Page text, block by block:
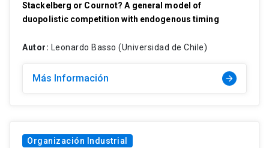
Stackelberg or Cournot? A general model of
duopolistic competition with endogenous timing
Autor: Leonardo Basso (Universidad de Chile)
Más Información arrow_forward
Organización Industrial